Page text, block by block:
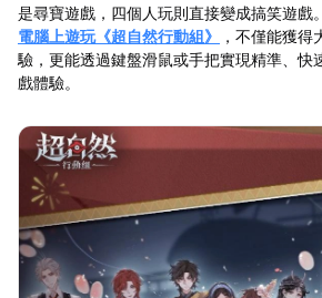
是尋寶遊戲，四個人玩則直接變成搞笑遊戲。
電腦上遊玩《超自然行動組》
，不僅能獲得
驗，更能透過鍵盤滑鼠或手把實現精準、快
戲體驗。